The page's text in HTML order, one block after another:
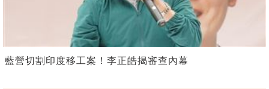
藍營切割印度移工案！李正皓揭審查內幕